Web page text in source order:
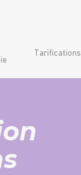
Tarifications